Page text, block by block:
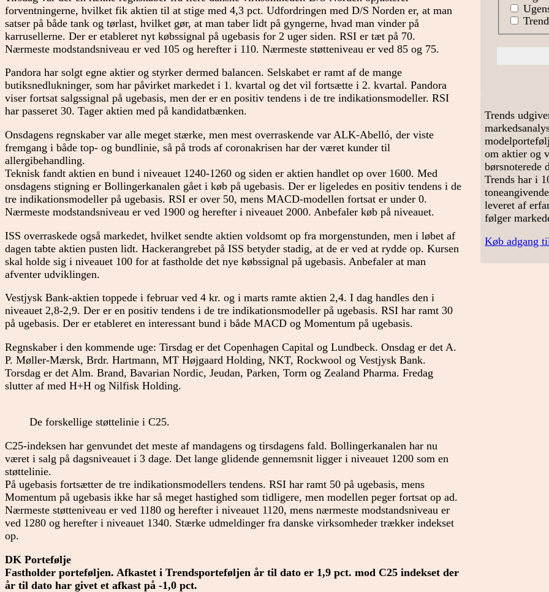
forventningerne, hvilket fik aktien til at stige med 4,3 pct. Udfordringen med D/S Norden er, at man
satser på både tank og tørlast, hvilket gør, at man taber lidt på gyngerne, hvad man vinder på
karrusellerne. Der er etableret nyt købssignal på ugebasis for 2 uger siden. RSI er tæt på 70.
Nærmeste modstandsniveau er ved 105 og herefter i 110. Nærmeste støtteniveau er ved 85 og 75.
Pandora har solgt egne aktier og styrker dermed balancen. Selskabet er ramt af de mange
butiksnedlukninger, som har påvirket markedet i 1. kvartal og det vil fortsætte i 2. kvartal. Pandora
viser fortsat salgssignal på ugebasis, men der er en positiv tendens i de tre indikationsmodeller. RSI
har passeret 30. Tager aktien med på kandidatbænken.
Onsdagens regnskaber var alle meget stærke, men mest overraskende var ALK-Abelló, der viste
fremgang i både top- og bundlinie, så på trods af coronakrisen har der været kunder til
allergibehandling.
Teknisk fandt aktien en bund i niveauet 1240-1260 og siden er aktien handlet op over 1600. Med
onsdagens stigning er Bollingerkanalen gået i køb på ugebasis. Der er ligeledes en positiv tendens i de
tre indikationsmodeller på ugebasis. RSI er over 50, mens MACD-modellen fortsat er under 0.
Nærmeste modstandsniveau er ved 1900 og herefter i niveauet 2000. Anbefaler køb på niveauet.
ISS overraskede også markedet, hvilket sendte aktien voldsomt op fra morgenstunden, men i løbet af
dagen tabte aktien pusten lidt. Hackerangrebet på ISS betyder stadig, at de er ved at rydde op. Kursen
skal holde sig i niveauet 100 for at fastholde det nye købssignal på ugebasis. Anbefaler at man
afventer udviklingen.
Vestjysk Bank-aktien toppede i februar ved 4 kr. og i marts ramte aktien 2,4. I dag handles den i
niveauet 2,8-2,9. Der er en positiv tendens i de tre indikationsmodeller på ugebasis. RSI har ramt 30
på ugebasis. Der er etableret en interessant bund i både MACD og Momentum på ugebasis.
Regnskaber i den kommende uge: Tirsdag er det Copenhagen Capital og Lundbeck. Onsdag er det A.
P. Møller-Mærsk, Brdr. Hartmann, MT Højgaard Holding, NKT, Rockwool og Vestjysk Bank.
Torsdag er det Alm. Brand, Bavarian Nordic, Jeudan, Parken, Torm og Zealand Pharma. Fredag
slutter af med H+H og Nilfisk Holding.
De forskellige støttelinie i C25.
C25-indeksen har genvundet det meste af mandagens og tirsdagens fald. Bollingerkanalen har nu
været i salg på dagsniveauet i 3 dage. Det lange glidende gennemsnit ligger i niveauet 1200 som en
støttelinie.
På ugebasis fortsætter de tre indikationsmodellers tendens. RSI har ramt 50 på ugebasis, mens
Momentum på ugebasis ikke har så meget hastighed som tidligere, men modellen peger fortsat op ad.
Nærmeste støtteniveau er ved 1180 og herefter i niveauet 1120, mens nærmeste modstandsniveau er
ved 1280 og herefter i niveauet 1340. Stærke udmeldinger fra danske virksomheder trækker indekset
op.
DK Portefølje
Fastholder porteføljen. Afkastet i Trendsporteføljen år til dato er 1,9 pct. mod C25 indekset der
år til dato har givet et afkast på -1,0 pct.
Trends
om aktier og
børsnoterede
Trends har i
leveret af
følger
Køb adgang